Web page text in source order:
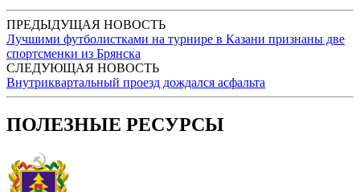
ПРЕДЫДУЩАЯ НОВОСТЬ
Лучшими футболистками на турнире в Казани признаны две
спортсменки из Брянска
СЛЕДУЮЩАЯ НОВОСТЬ
Внутриквартальный проезд дождался асфальта
ПОЛЕЗНЫЕ РЕСУРСЫ